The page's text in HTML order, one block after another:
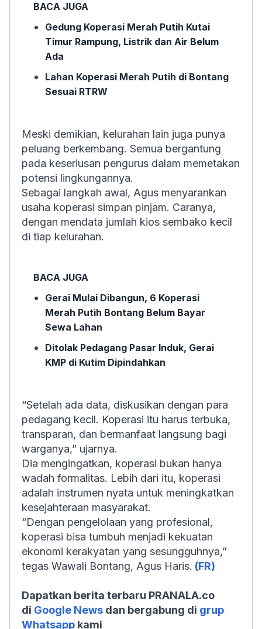
BACA JUGA
Gedung Koperasi Merah Putih Kutai
Timur Rampung, Listrik dan Air Belum
Ada
Lahan Koperasi Merah Putih di Bontang
Sesuai RTRW
Meski demikian, kelurahan lain juga punya
peluang berkembang. Semua bergantung
pada keseriusan pengurus dalam memetakan
potensi lingkungannya.
Sebagai langkah awal, Agus menyarankan
usaha koperasi simpan pinjam. Caranya,
dengan mendata jumlah kios sembako kecil
di tiap kelurahan.
BACA JUGA
Gerai Mulai Dibangun, 6 Koperasi
Merah Putih Bontang Belum Bayar
Sewa Lahan
Ditolak Pedagang Pasar Induk, Gerai
KMP di Kutim Dipindahkan
“Setelah ada data, diskusikan dengan para
pedagang kecil. Koperasi itu harus terbuka,
transparan, dan bermanfaat langsung bagi
warganya,” ujarnya.
Dia mengingatkan, koperasi bukan hanya
wadah formalitas. Lebih dari itu, koperasi
adalah instrumen nyata untuk meningkatkan
kesejahteraan masyarakat.
“Dengan pengelolaan yang profesional,
koperasi bisa tumbuh menjadi kekuatan
ekonomi kerakyatan yang sesungguhnya,”
tegas Wawali Bontang, Agus Haris. (FR)
Dapatkan berita terbaru PRANALA.co
di Google News dan bergabung di grup
Whatsapp kami